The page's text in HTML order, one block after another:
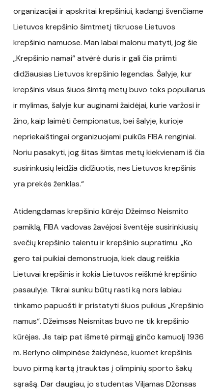
organizacijai ir apskritai krepšiniui, kadangi švenčiame
Lietuvos krepšinio šimtmetį tikruose Lietuvos
krepšinio namuose. Man labai malonu matyti, jog šie
„Krepšinio namai“ atvėrė duris ir gali čia priimti
didžiausias Lietuvos krepšinio legendas. Šalyje, kur
krepšinis visus šiuos šimtą metų buvo toks populiarus
ir mylimas, šalyje kur auginami žaidėjai, kurie varžosi ir
žino, kaip laimėti čempionatus, bei šalyje, kurioje
nepriekaištingai organizuojami puikūs FIBA renginiai.
Noriu pasakyti, jog šitas šimtas metų kiekvienam iš čia
susirinkusių leidžia didžiuotis, nes Lietuvos krepšinis
yra prekės ženklas.“
Atidengdamas krepšinio kūrėjo Džeimso Neismito
pamiklą, FIBA vadovas žavėjosi šventėje susirinkiusių
svečių krepšinio talentu ir krepšinio supratimu. „Ko
gero tai puikiai demonstruoja, kiek daug reiškia
Lietuvai krepšinis ir kokia Lietuvos reiškmė krepšinio
pasaulyje. Tikrai sunku būtų rasti ką nors labiau
tinkamo papuošti ir pristatyti šiuos puikius „Krepšinio
namus“. Džeimsas Neismitas buvo ne tik krepšinio
kūrėjas. Jis taip pat išmetė pirmąjį ginčo kamuolį 1936
m. Berlyno olimpinėse žaidynėse, kuomet krepšinis
buvo pirmą kartą įtrauktas į olimpinių sporto šakų
sąrašą. Dar daugiau, jo studentas Viljamas Džonsas